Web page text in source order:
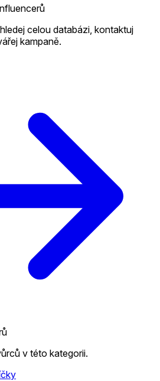
celou databázi, kontaktuj
kampaně.
v této kategorii.